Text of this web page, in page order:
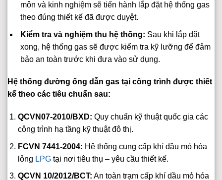
môn và kinh nghiệm sẽ tiến hành lắp đặt hệ thống gas
theo đúng thiết kế đã được duyệt.
Kiểm tra và nghiệm thu hệ thống: Sau khi lắp đặt
xong, hệ thống gas sẽ được kiểm tra kỹ lưỡng để đảm
bảo an toàn trước khi đưa vào sử dụng.
Hệ thống đường ống dẫn gas tại công trình được thiết
kế theo các tiêu chuẩn sau:
QCVN07-2010/BXD: Quy chuẩn kỹ thuật quốc gia các
công trình hạ tầng kỹ thuật đô thị.
FCVN 7441-2004: Hệ thống cung cấp khí dầu mỏ hóa
lỏng LPGtại nơi tiêu thụ – yêu cầu thiết kế.
QCVN 10/2012/BCT: An toàn trạm cấp khí dầu mỏ hóa